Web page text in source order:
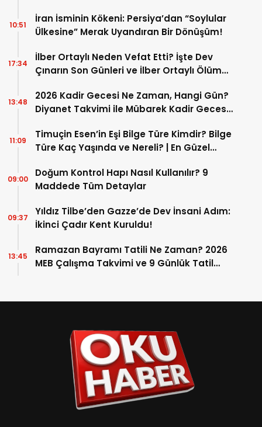
İran İsminin Kökeni: Persiya’dan “Soylular
Ülkesine” Merak Uyandıran Bir Dönüşüm!
10:51
İlber Ortaylı Neden Vefat Etti? İşte Dev
Çınarın Son Günleri ve İlber Ortaylı Ölüm
17:34
2026 Kadir Gecesi Ne Zaman, Hangi Gün?
Diyanet Takvimi ile Mübarek Kadir Gecesi
13:48
Timuçin Esen’in Eşi Bilge Türe Kimdir? Bilge
Türe Kaç Yaşında ve Nereli? | En Güzel
11:09
Doğum Kontrol Hapı Nasıl Kullanılır? 9
Maddede Tüm Detaylar
09:00
Yıldız Tilbe’den Gazze’de Dev İnsani Adım:
İkinci Çadır Kent Kuruldu!
09:37
Ramazan Bayramı Tatili Ne Zaman? 2026
MEB Çalışma Takvimi ve 9 Günlük Tatil
13:45